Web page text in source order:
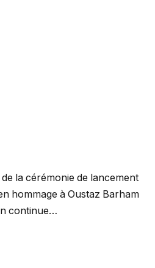
de la cérémonie de lancement
hommage à Oustaz Barham
continue…